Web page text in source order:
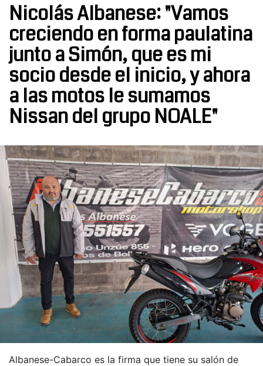
Nicolás Albanese: "Vamos
creciendo en forma paulatina
junto a Simón, que es mi
socio desde el inicio, y ahora
a las motos le sumamos
Nissan del grupo NOALE"
Albanese-Cabarco es la firma que tiene su salón de